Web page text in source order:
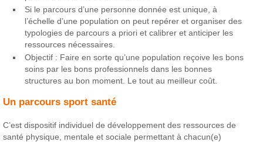
Si le parcours d’une personne donnée est unique, à
l’échelle d’une population on peut repérer et organiser des
typologies de parcours a priori et calibrer et anticiper les
ressources nécessaires.
Objectif : Faire en sorte qu’une population reçoive les bons
soins par les bons professionnels dans les bonnes
structures au bon moment. Le tout au meilleur coût.
Un parcours sport santé
C’est dispositif individuel de développement des ressources de
santé physique, mentale et sociale permettant à chacun(e)